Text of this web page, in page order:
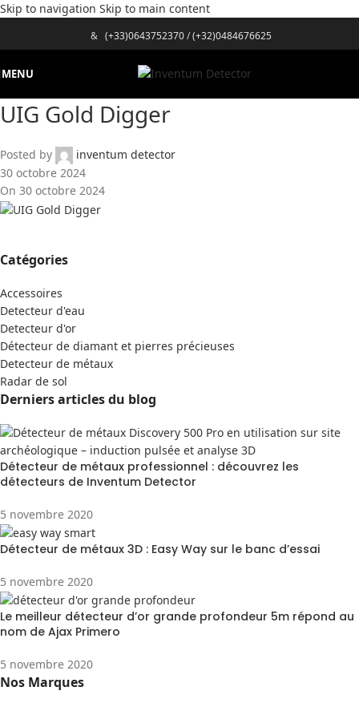
Skip to navigation Skip to main content
& (+33)0643752370/(+32)0484676625
MENU
UIG Gold Digger
Posted by
inventum detector
30 octobre 2024
On 30 octobre 2024
Catégories
Accessoires
Detecteur d'eau
Detecteur d'or
Détecteur de diamant et pierres précieuses
Detecteur de métaux
Radar de sol
Derniers articles du blog
Détecteur de métaux professionnel : découvrez les
détecteurs de Inventum Detector
5 novembre 2020
Détecteur de métaux 3D : Easy Way sur le banc d’essai
5 novembre 2020
Le meilleur détecteur d’or grande profondeur 5m répond au
nom de Ajax Primero
5 novembre 2020
Nos Marques